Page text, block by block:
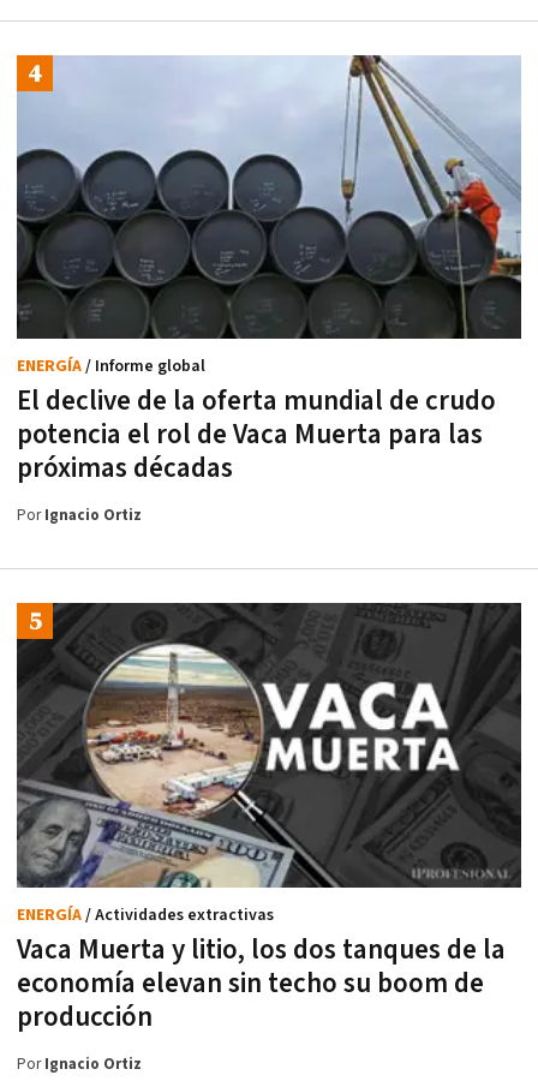
El declive de la oferta mundial de crudo
potencia el rol de Vaca Muerta para las
próximas décadas
ENERGÍA/ Informe global
PorIgnacio Ortiz
Vaca Muerta y litio, los dos tanques de la
economía elevan sin techo su boom de
producción
ENERGÍA/ Actividades extractivas
PorIgnacio Ortiz